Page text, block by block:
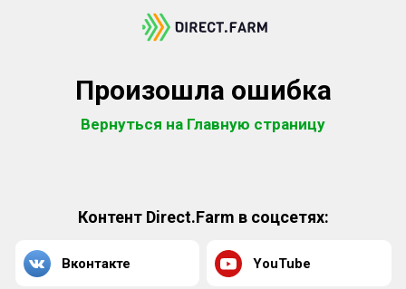
Произошла ошибка
Вернуться на Главную страницу
Контент Direct.Farm в соцсетях:
Вконтакте YouTube